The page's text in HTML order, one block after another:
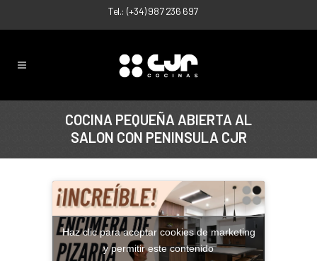
Tel.: (+34) 987 236 697
COCINA PEQUEÑA ABIERTA AL
SALON CON PENINSULA CJR
Haz clic para aceptar cookies de marketing
y permitir este contenido